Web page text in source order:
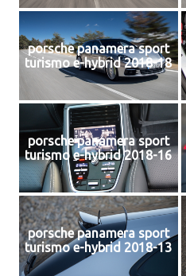
porsche panamera sport
turismo e-hybrid 2018-18
porsche panamera sport
turismo e-hybrid 2018-16
porsche panamera sport
turismo e-hybrid 2018-13